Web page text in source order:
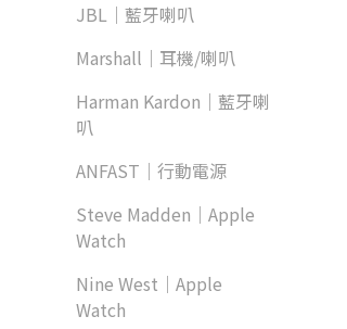
JBL｜藍牙喇叭
Marshall｜耳機/喇叭
Harman Kardon｜藍牙喇
叭
ANFAST｜行動電源
Steve Madden｜Apple
Watch
Nine West｜Apple
Watch